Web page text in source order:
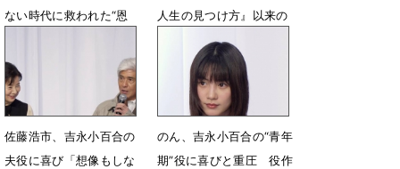
ない時代に救われた“恩
人生の見つけ方』以来の
共演「幸せ」
5月14日 10時37分
佐藤浩市、吉永小百合の
夫役に喜び「想像もしな
のん、吉永小百合の“青年
期”役に喜びと重圧 役作